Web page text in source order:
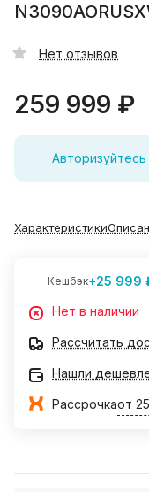
Нет отзывов
259 999 ₽
Авторизуйтесь
Характеристики
Кешбэк+25 999
Нет в наличии
Рассчитать
Нашли
Рассрочкаот